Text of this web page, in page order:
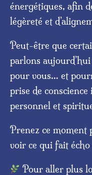
énergétiques, afin
légèreté et
Peut-être que
parlons
pour vous… et
prise de
personnel et
Prenez ce moment
voir ce qui fait écho
Pour aller plus